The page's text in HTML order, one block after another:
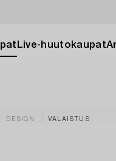
Live-huutokaupat
DESIGN VALAISTUS